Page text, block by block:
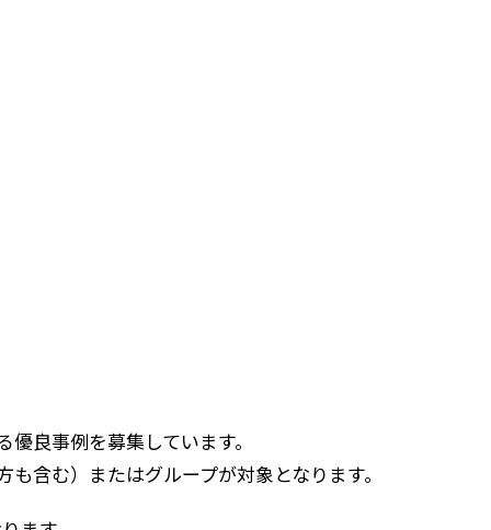
良事例を募集しています。
含む）またはグループが対象となります。